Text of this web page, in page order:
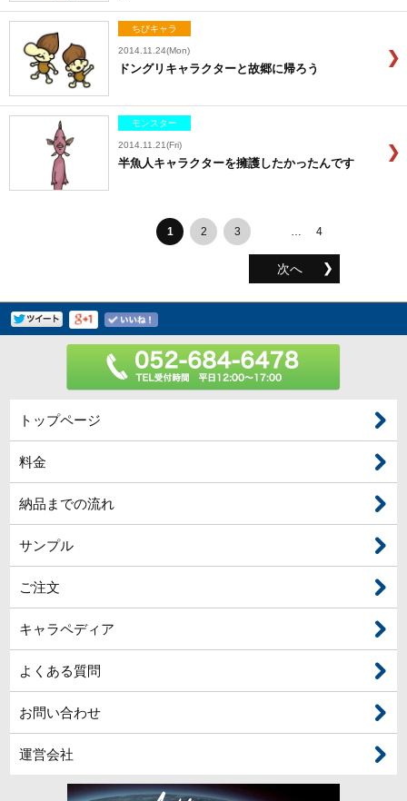
ちびキャラ
2014.11.24(Mon)
ドングリキャラクターと故郷に帰ろう
モンスター
2014.11.21(Fri)
半魚人キャラクターを擁護したかったんです
1 2 3 … 4
次へ
トップページ
料金
納品までの流れ
サンプル
ご注文
キャラペディア
よくある質問
お問い合わせ
運営会社